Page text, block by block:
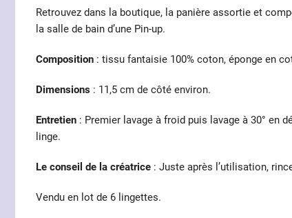
Retrouvez dans la boutique, la panière assortie et
la salle de bain d’une Pin-up.
Composition : tissu fantaisie 100% coton, éponge en
Dimensions : 11,5 cm de côté environ.
Entretien : Premier lavage à froid puis lavage à 30° en
linge.
Le conseil de la créatrice : Juste après l’utilisation,
Vendu en lot de 6 lingettes.